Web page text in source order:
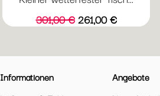
Verkaufspreis
301,00 € Preis
261,00 €
Informationen
Angebote